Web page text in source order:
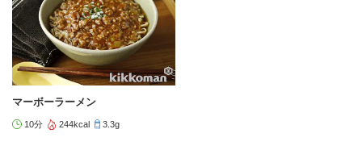
マーボーラーメン
10分 244kcal 3.3g